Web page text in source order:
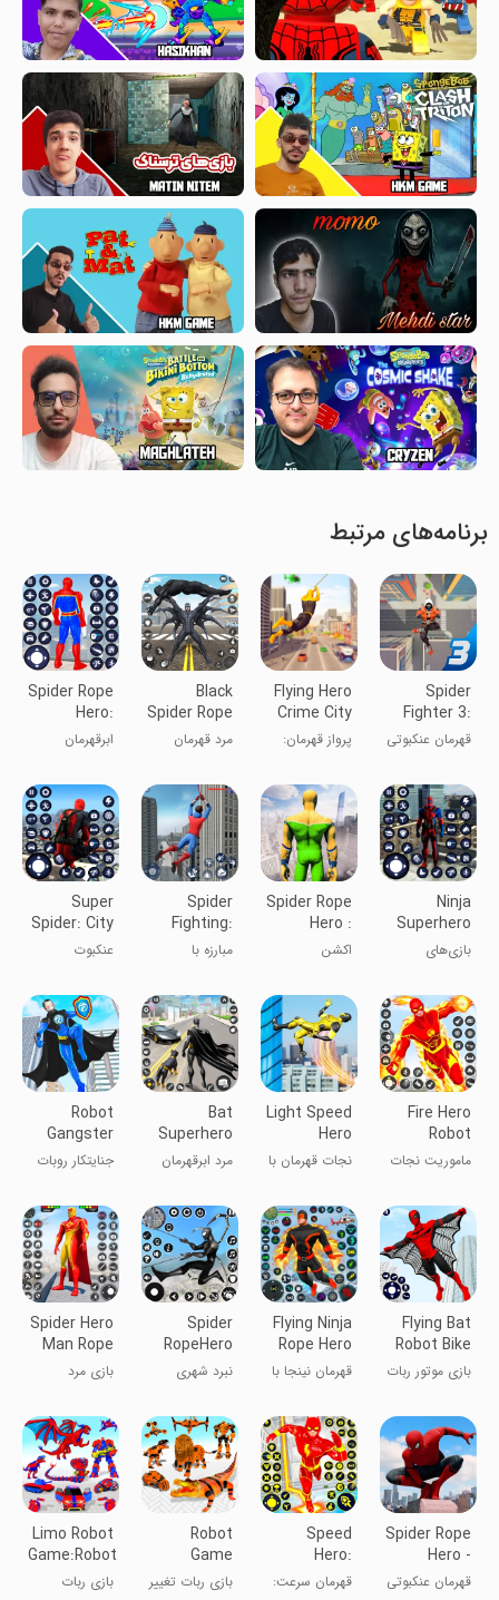
برنامه‌های مرتبط
Spider
Fighter 3:
Action
Game
قهرمان عنکبوتی
Flying Hero
Crime City
Battle
پرواز قهرمان:
Black
Spider Rope
Hero Man
مرد قهرمان
عنکبوت سیاه
Spider Rope
Hero:
Action
Game
ابرقهرمان
Ninja
Superhero
Fighting
Games
بازی‌های
ابرقهرمان نینجا
Spider Rope
Hero :
Crime City
اکشن
Spider
Fighting:
Hero Game
مبارزه با
قهرمان
Super
Spider: City
Hero
Games
عنکبوت
بازی‌های
قهرمان شهری
Fire Hero
Robot
Rescue
Mission
ماموریت نجات
آتش
Light Speed
Hero
Rescue Aim
نجات قهرمان با
Bat
Superhero
Man Hero
Games
مرد ابرقهرمان
Robot
Gangster
Crime City
جنایتکار روبات
Flying Bat
Robot Bike
Game
بازی موتور ربات
Flying Ninja
Rope Hero
Crime
قهرمان نینجا با
جرم
Spider
RopeHero
City Battle
3D
نبرد شهری
عنکبوتی ۳
بعدی
Spider Hero
Man Rope
Hero Game
بازی مرد
قهرمان
ریسمانی
Spider Rope
Hero -
Gangster
قهرمان عنکبوتی
Speed
Hero:
Superhero
قهرمان سرعت:
Robot
Game
Transform
بازی ربات تغییر
Limo Robot
Game:Robot
Car Game
بازی ربات